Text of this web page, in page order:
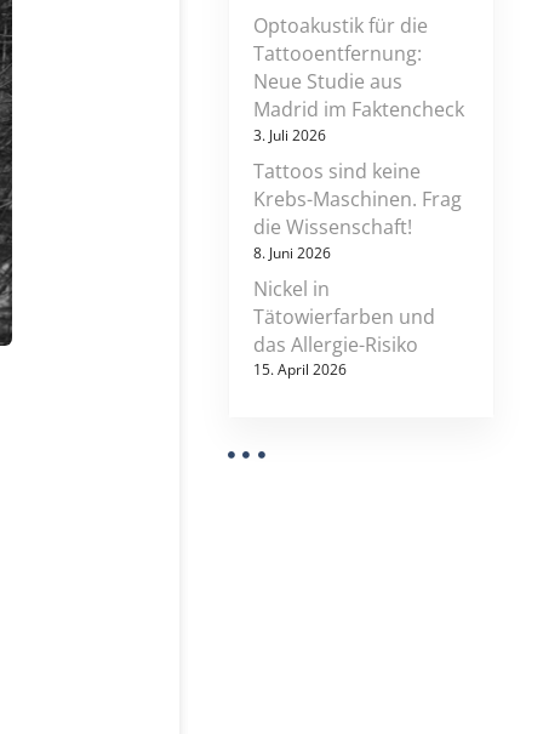
Optoakustik für die
Tattooentfernung:
Neue Studie aus
Madrid im Faktencheck
3. Juli 2026
Tattoos sind keine
Krebs-Maschinen. Frag
die Wissenschaft!
8. Juni 2026
Nickel in
Tätowierfarben und
das Allergie-Risiko
15. April 2026